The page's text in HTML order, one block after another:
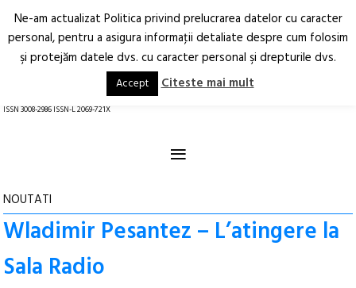
Arhitectură.
Oraș.
RO EN
ISSN 3008-2986 ISSN-L 2069-721X
≡
NOUTATI
Wladimir Pesantez – L’atingere la
Sala Radio
Ne-am actualizat Politica privind prelucrarea datelor cu caracter
personal, pentru a asigura informaţii detaliate despre cum folosim
şi protejăm datele dvs. cu caracter personal şi drepturile dvs.
Accept Citeste mai mult